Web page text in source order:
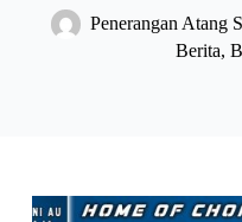
Penerangan Atang
Berita,